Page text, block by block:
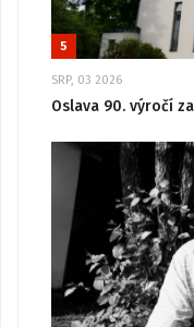
5
SRP, 03 2026
Oslava 90. výročí